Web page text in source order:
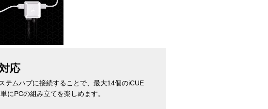
応
テムハブに接続することで、最大14個のiCUE
にPCの組み立てを楽しめます。